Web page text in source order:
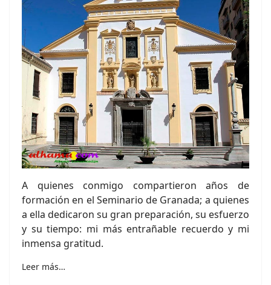
A quienes conmigo compartieron años de
formación en el Seminario de Granada; a quienes
a ella dedicaron su gran preparación, su esfuerzo
y su tiempo: mi más entrañable recuerdo y mi
inmensa gratitud.
Leer más…